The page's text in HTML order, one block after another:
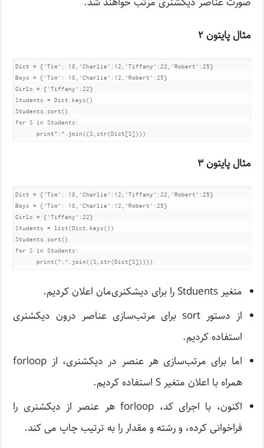
مثال پایتون ۲
Dict = {'Tim': 18,'Charlie':12,'Tiffany':22,'Robert':25}
Boys = {'Tim': 18,'Charlie':12,'Robert':25}
Girls = {'Tiffany':22}
Students = Dict.keys()
Students.sort()
for S in Students:
      print":".join((S,str(Dict[S])))
مثال پایتون ۳
Dict = {'Tim': 18,'Charlie':12,'Tiffany':22,'Robert':25}
Boys = {'Tim': 18,'Charlie':12,'Robert':25}
Girls = {'Tiffany':22}
Students = list(Dict.keys())
Students.sort()
for S in Students:
      print(":".join((S,str(Dict[S]))))
متغیر Stduents را برای دیشکنری‌مان اعلان کردیم.
از دستور sort برای مرتب‌سازی عناصر درون دیکشنری
استفاده کردیم.
اما برای مرتب‌سازی هر عنصر در دیکشنری، از forloop
همراه با اعلان متغیر S استفاده کردیم.
اکنون، با اجرای کد، forloop هر عنصر از دیکشنری را
فراخوانی کرده، و رشته و مقدار را به ترتیب چاپ می کند.